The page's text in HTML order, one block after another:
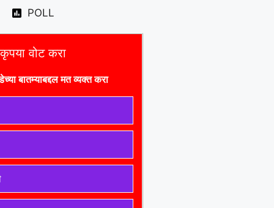
POLL
कृपया वोट करा
च्या बातम्याबद्दल मत व्यक्त करा